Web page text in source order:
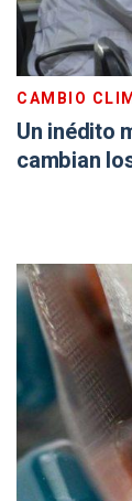
CAMBIO
Un inédito
cambian